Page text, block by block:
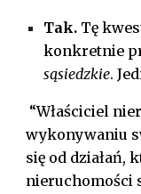
Tak. Tę
konkretnie
sąsiedzkie.
“Właściciel
wykonywaniu
się od działań,
nieruchomości